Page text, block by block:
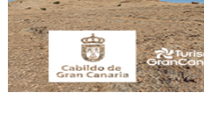
manso y extremadamente cari...
Leales.org » Gran Canaria | 9.7.2025